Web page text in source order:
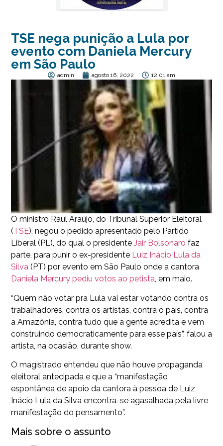
TSE nega punição a Lula por
evento com Daniela Mercury
em São Paulo
admin agosto 16, 2022 12:01 am
O ministro Raul Araújo, do Tribunal Superior Eleitoral
(TSE), negou o pedido apresentado pelo Partido
Liberal (PL), do qual o presidente Jair Bolsonaro faz
parte, para punir o ex-presidente Luiz Inácio Lula da
Silva (PT) por evento em São Paulo onde a cantora
Daniela Mercury pediu votos ao petista, em maio.
“Quem não votar pra Lula vai estar votando contra os
trabalhadores, contra os artistas, contra o país, contra
a Amazônia, contra tudo que a gente acredita e vem
construindo democraticamente para esse país”, falou a
artista, na ocasião, durante show.
O magistrado entendeu que não houve propaganda
eleitoral antecipada e que a “manifestação
espontânea de apoio da cantora à pessoa de Luiz
Inácio Lula da Silva encontra-se agasalhada pela livre
manifestação do pensamento”.
Mais sobre o assunto